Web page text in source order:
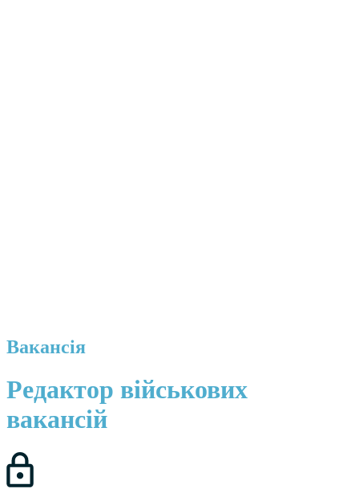
Вакансія
Редактор військових
вакансій